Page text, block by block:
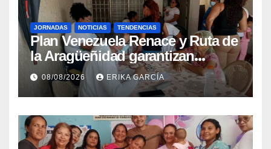
JORNADAS NOTICIAS TENDENCIAS
Plan Venezuela Renace y Ruta de
la Aragüeñidad garantizan
atención médica integral en
Aragua
08/08/2026 ERIKA GARCÍA